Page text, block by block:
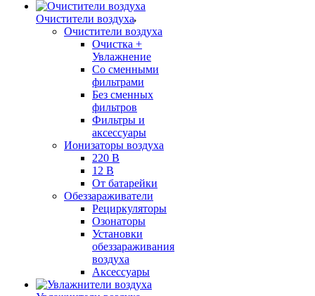
Очистители воздуха
Очистители воздуха
Очистка +
Увлажнение
Cо сменными
фильтрами
Без сменных
фильтров
Фильтры и
аксессуары
Ионизаторы воздуха
220 В
12 В
От батарейки
Обеззараживатели
Рециркуляторы
Озонаторы
Установки
обеззараживания
воздуха
Аксессуары